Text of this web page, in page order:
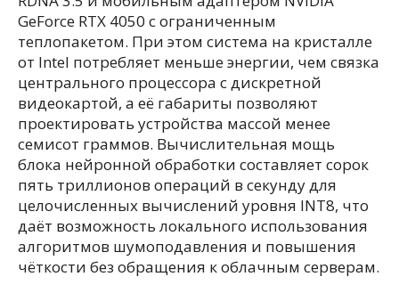
GeForce RTX 4050 с ограниченным
теплопакетом. При этом система на кристалле
от Intel потребляет меньше энергии, чем связка
центрального процессора с дискретной
видеокартой, а её габариты позволяют
проектировать устройства массой менее
семисот граммов. Вычислительная мощь
блока нейронной обработки составляет сорок
пять триллионов операций в секунду для
целочисленных вычислений уровня INT8, что
даёт возможность локального использования
алгоритмов шумоподавления и повышения
чёткости без обращения к облачным серверам.